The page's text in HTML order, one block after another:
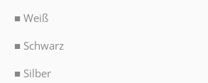
■ Weiß
■ Schwarz
■ Silber